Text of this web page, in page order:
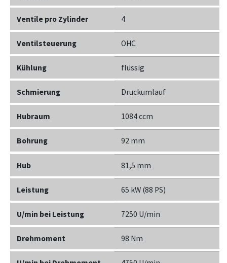
Ventile pro Zylinder 4
Ventilsteuerung OHC
Kühlung flüssig
Schmierung Druckumlauf
Hubraum 1084 ccm
Bohrung 92 mm
Hub 81,5 mm
Leistung 65 kW (88 PS)
U/min bei Leistung 7250 U/min
Drehmoment 98 Nm